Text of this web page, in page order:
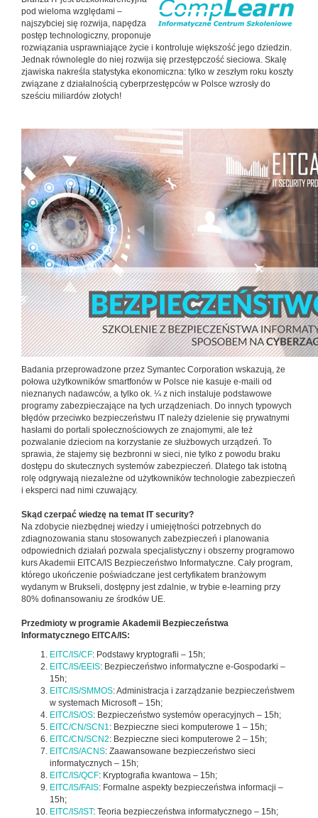
pod wieloma względami –
najszybciej się rozwija, napędza
postęp technologiczny, proponuje
rozwiązania usprawniające życie i kontroluje większość jego dziedzin.
Jednak równolegle do niej rozwija się przestępczość sieciowa. Skalę
zjawiska nakreśla statystyka ekonomiczna: tylko w zeszłym roku koszty
związane z działalnością cyberprzestępców w Polsce wzrosły do
sześciu miliardów złotych!
Badania przeprowadzone przez Symantec Corporation wskazują, że
połowa użytkowników smartfonów w Polsce nie kasuje e-maili od
nieznanych nadawców, a tylko ok. ¼ z nich instaluje podstawowe
programy zabezpieczające na tych urządzeniach. Do innych typowych
błędów przeciwko bezpieczeństwu IT należy dzielenie się prywatnymi
hasłami do portali społecznościowych ze znajomymi, ale też
pozwalanie dzieciom na korzystanie ze służbowych urządzeń. To
sprawia, że stajemy się bezbronni w sieci, nie tylko z powodu braku
dostępu do skutecznych systemów zabezpieczeń. Dlatego tak istotną
rolę odgrywają niezależne od użytkowników technologie zabezpieczeń
i eksperci nad nimi czuwający.
Skąd czerpać wiedzę na temat IT security?
Na zdobycie niezbędnej wiedzy i umiejętności potrzebnych do
zdiagnozowania stanu stosowanych zabezpieczeń i planowania
odpowiednich działań pozwala specjalistyczny i obszerny programowo
kurs Akademii EITCA/IS Bezpieczeństwo Informatyczne. Cały program,
którego ukończenie poświadczane jest certyfikatem branżowym
wydanym w Brukseli, dostępny jest zdalnie, w trybie e-learning przy
80% dofinansowaniu ze środków UE.
Przedmioty w programie Akademii Bezpieczeństwa
Informatycznego EITCA/IS:
EITC/IS/CF: Podstawy kryptografii – 15h;
EITC/IS/EEIS: Bezpieczeństwo informatyczne e-Gospodarki –
15h;
EITC/IS/SMMOS: Administracja i zarządzanie bezpieczeństwem
w systemach Microsoft – 15h;
EITC/IS/OS: Bezpieczeństwo systemów operacyjnych – 15h;
EITC/CN/SCN1: Bezpieczne sieci komputerowe 1 – 15h;
EITC/CN/SCN2: Bezpieczne sieci komputerowe 2 – 15h;
EITC/IS/ACNS: Zaawansowane bezpieczeństwo sieci
informatycznych – 15h;
EITC/IS/QCF: Kryptografia kwantowa – 15h;
EITC/IS/FAIS: Formalne aspekty bezpieczeństwa informacji –
15h;
EITC/IS/IST: Teoria bezpieczeństwa informatycznego – 15h;